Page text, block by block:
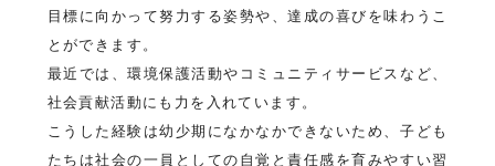
目標に向かって努力する姿勢や、達成の喜びを味わうこ
とができます。
最近では、環境保護活動やコミュニティサービスなど、
社会貢献活動にも力を入れています。
こうした経験は幼少期になかなかできないため、子ども
たちは社会の一員としての自覚と責任感を育みやすい習